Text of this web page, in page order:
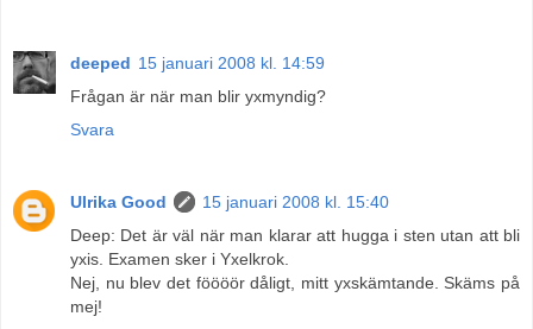
deeped 15 januari 2008 kl. 14:59
Frågan är när man blir yxmyndig?
Svara
Ulrika Good
15 januari 2008 kl. 15:40
Deep: Det är väl när man klarar att hugga i sten utan att bli
yxis. Examen sker i Yxelkrok.
Nej, nu blev det föööör dåligt, mitt yxskämtande. Skäms på
mej!